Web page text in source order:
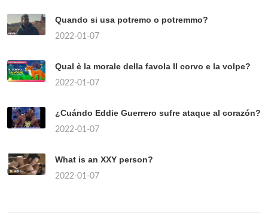
Quando si usa potremo o potremmo?
2022-01-07
Qual è la morale della favola Il corvo e la volpe?
2022-01-07
¿Cuándo Eddie Guerrero sufre ataque al corazón?
2022-01-07
What is an XXY person?
2022-01-07